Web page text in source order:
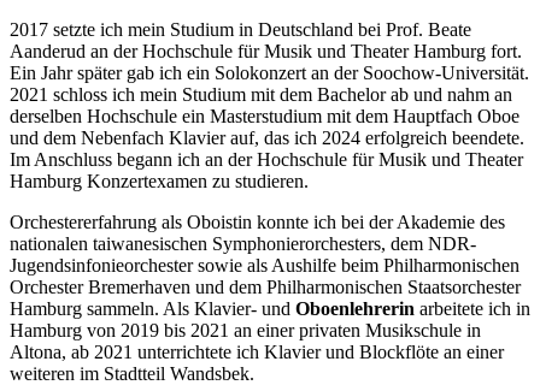
2017 setzte ich mein Studium in Deutschland bei Prof. Beate
Aanderud an der Hochschule für Musik und Theater Hamburg fort.
Ein Jahr später gab ich ein Solokonzert an der Soochow-Universität.
2021 schloss ich mein Studium mit dem Bachelor ab und nahm an
derselben Hochschule ein Masterstudium mit dem Hauptfach Oboe
und dem Nebenfach Klavier auf, das ich 2024 erfolgreich beendete.
Im Anschluss begann ich an der Hochschule für Musik und Theater
Hamburg Konzertexamen zu studieren.
Orchestererfahrung als Oboistin konnte ich bei der Akademie des
nationalen taiwanesischen Symphonierorchesters, dem NDR-
Jugendsinfonieorchester sowie als Aushilfe beim Philharmonischen
Orchester Bremerhaven und dem Philharmonischen Staatsorchester
Hamburg sammeln. Als Klavier- und Oboenlehrerin arbeitete ich in
Hamburg von 2019 bis 2021 an einer privaten Musikschule in
Altona, ab 2021 unterrichtete ich Klavier und Blockflöte an einer
weiteren im Stadtteil Wandsbek.